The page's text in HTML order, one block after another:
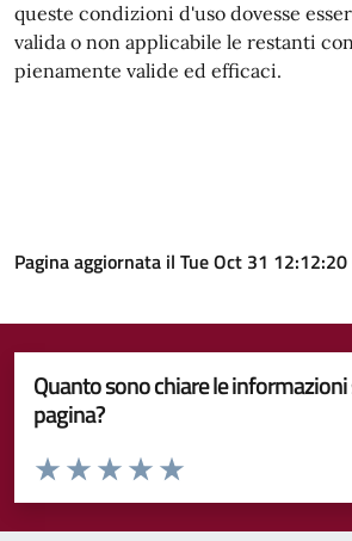
queste condizioni d'uso dovesse
valida o non applicabile le restanti
pienamente valide ed efficaci.
Pagina aggiornata il Tue Oct 31 12:12:20
Quanto sono chiare le
pagina?
Valuta da 1 a 5 stelle la pagina
Valuta 5 stelle su 5
Valuta 4 stelle su 5
Valuta 3 stelle su 5
Valuta 2 stelle su 5
Valuta 1 stelle su 5